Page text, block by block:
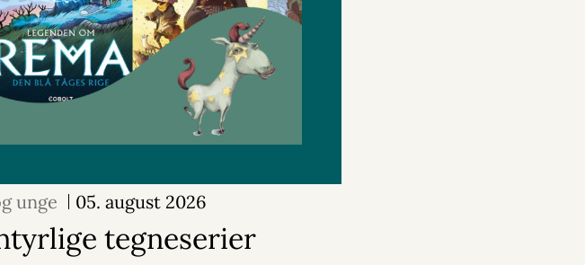
unge 05. august 2026
tegneserier